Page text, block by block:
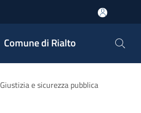
Comune di Rialto
Giustizia e sicurezza pubblica